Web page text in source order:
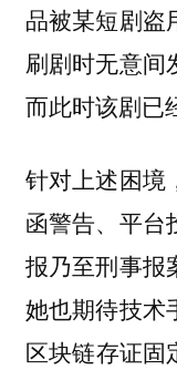
品被某短剧盗
刷剧时无意间
而此时该剧已
针对上述困境
函警告、平台
报乃至刑事报
她也期待技术
区块链存证固